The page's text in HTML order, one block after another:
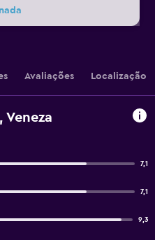
Avaliações Localização
Veneza
7,1
7,1
9,3